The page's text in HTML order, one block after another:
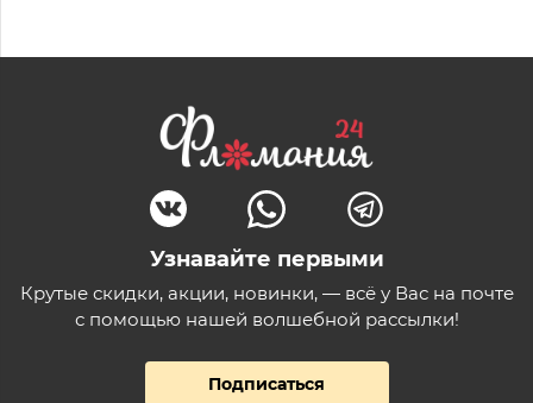
Узнавайте первыми
Крутые скидки, акции, новинки, — всё у Вас на почте
с помощью нашей волшебной рассылки!
Подписаться